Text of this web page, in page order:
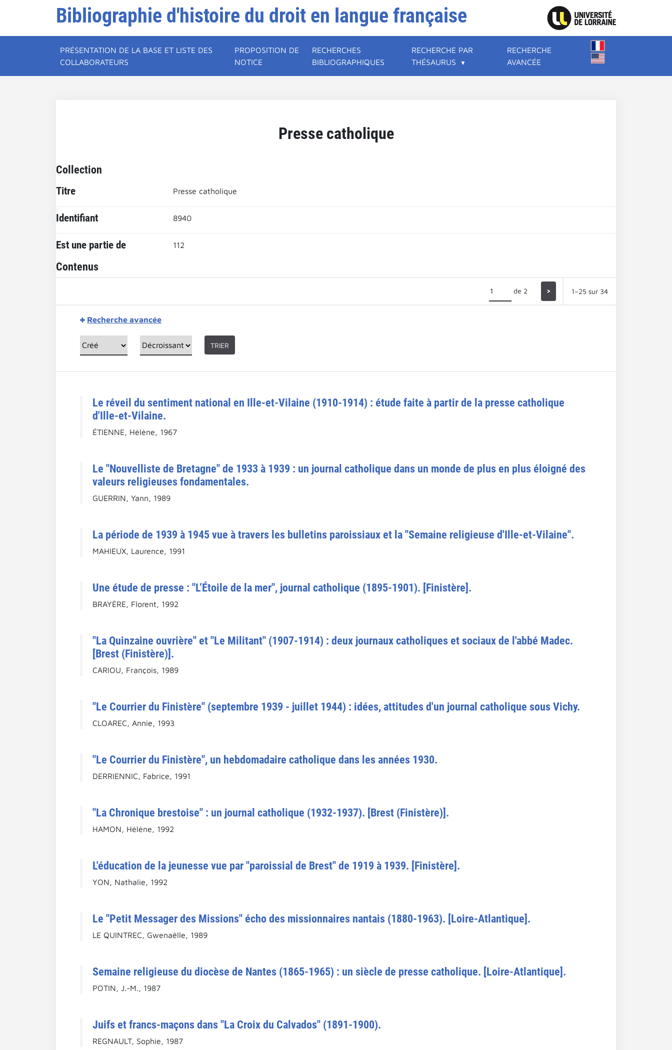
Bibliographie d'histoire du droit en langue française
PRÉSENTATION DE LA BASE ET LISTE DES
COLLABORATEURS
PROPOSITION DE
NOTICE
RECHERCHES
BIBLIOGRAPHIQUES
RECHERCHE PAR
THÉSAURUS
RECHERCHE
AVANCÉE
Presse catholique
Collection
Titre Presse catholique
Identifiant 8940
Est une partie de 112
Contenus
de 2 > 1–25 sur 34
Recherche avancée
TRIER
Le réveil du sentiment national en Ille-et-Vilaine (1910-1914) : étude faite à partir de la presse catholique
d'Ille-et-Vilaine.
ÉTIENNE, Hélène, 1967
Le "Nouvelliste de Bretagne" de 1933 à 1939 : un journal catholique dans un monde de plus en plus éloigné des
valeurs religieuses fondamentales.
GUERRIN, Yann, 1989
La période de 1939 à 1945 vue à travers les bulletins paroissiaux et la "Semaine religieuse d'Ille-et-Vilaine".
MAHIEUX, Laurence, 1991
Une étude de presse : "L’Étoile de la mer", journal catholique (1895-1901). [Finistère].
BRAYÈRE, Florent, 1992
"La Quinzaine ouvrière" et "Le Militant" (1907-1914) : deux journaux catholiques et sociaux de l'abbé Madec.
[Brest (Finistère)].
CARIOU, François, 1989
"Le Courrier du Finistère" (septembre 1939 - juillet 1944) : idées, attitudes d'un journal catholique sous Vichy.
CLOAREC, Annie, 1993
"Le Courrier du Finistère", un hebdomadaire catholique dans les années 1930.
DERRIENNIC, Fabrice, 1991
"La Chronique brestoise" : un journal catholique (1932-1937). [Brest (Finistère)].
HAMON, Hélène, 1992
L'éducation de la jeunesse vue par "paroissial de Brest" de 1919 à 1939. [Finistère].
YON, Nathalie, 1992
Le "Petit Messager des Missions" écho des missionnaires nantais (1880-1963). [Loire-Atlantique].
LE QUINTREC, Gwenaëlle, 1989
Semaine religieuse du diocèse de Nantes (1865-1965) : un siècle de presse catholique. [Loire-Atlantique].
POTIN, J.-M., 1987
Juifs et francs-maçons dans "La Croix du Calvados" (1891-1900).
REGNAULT, Sophie, 1987